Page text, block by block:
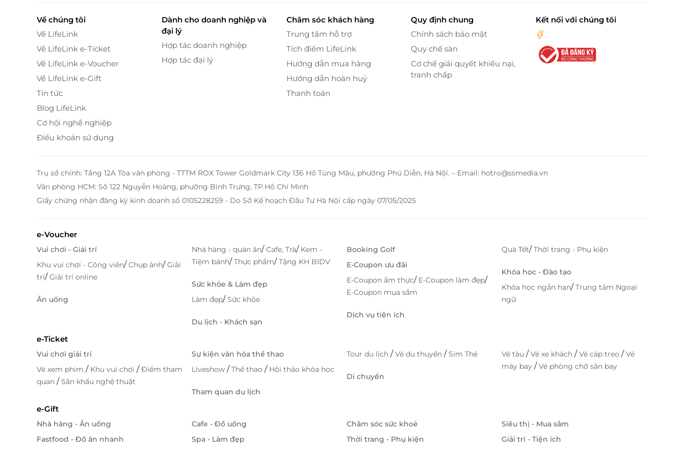
Về chúng tôi
Về LifeLink
Về LifeLink e-Ticket
Về LifeLink e-Voucher
Về LifeLink e-Gift
Tin tức
Blog LifeLink
Cơ hội nghề nghiệp
Điều khoản sử dụng
Dành cho doanh nghiệp và
đại lý
Hợp tác doanh nghiệp
Hợp tác đại lý
Chăm sóc khách hàng
Trung tâm hỗ trợ
Tích điểm LifeLink
Hướng dẫn mua hàng
Hướng dẫn hoàn huỷ
Thanh toán
Quy định chung
Chính sách bảo mật
Quy chế sàn
Cơ chế giải quyết khiếu nại,
tranh chấp
Kết nối với chúng tôi
Trụ sở chính: Tầng 12A Tòa văn phòng - TTTM ROX Tower Goldmark City 136 Hồ Tùng Mậu, phường Phú Diễn, Hà Nội. – Email: hotro@ssmedia.vn
Văn phòng HCM: Số 122 Nguyễn Hoàng, phường Bình Trưng, TP.Hồ Chí Minh
Giấy chứng nhận đăng ký kinh doanh số 0105228259 - Do Sở Kế hoạch Đầu Tư Hà Nội cấp ngày 07/05/2025
e-Voucher
Vui chơi - Giải trí
Khu vui chơi - Công viên/Chụp ảnh/Giải
trí/Giải trí online
Ăn uống
Nhà hàng - quán ăn/Cafe, Trà/ Kem -
Tiệm bánh/Thực phẩm/Tặng KH BIDV
Sức khỏe & Làm đẹp
Làm đẹp/Sức khỏe
Du lịch - Khách sạn
Booking Golf
E-Coupon ưu đãi
E-Coupon ẩm thực/ E-Coupon làm đẹp/
E-Coupon mua sắm
Dịch vụ tiện ích
Quà Tết/Thời trang - Phụ kiện
Khóa học - Đào tạo
Khóa học ngắn hạn/Trung tâm Ngoại
ngữ
e-Ticket
Vui chơi giải trí
Vé xem phim / Khu vui chơi /Điểm tham
quan /Sân khấu nghệ thuật
Sự kiện văn hóa thể thao
Liveshow /Thể thao / Hội thảo khóa học
Tham quan du lịch
Tour du lịch /Vé du thuyền /Sim Thẻ
Di chuyển
Vé tàu /Vé xe khách /Vé cáp treo /Vé
máy bay /Vé phòng chờ sân bay
e-Gift
Nhà hàng - Ăn uống
Fastfood - Đồ ăn nhanh
Cafe - Đồ uống
Spa - Làm đẹp
Chăm sóc sức khoẻ
Thời trang - Phụ kiện
Siêu thị - Mua sắm
Giải trí - Tiện ích